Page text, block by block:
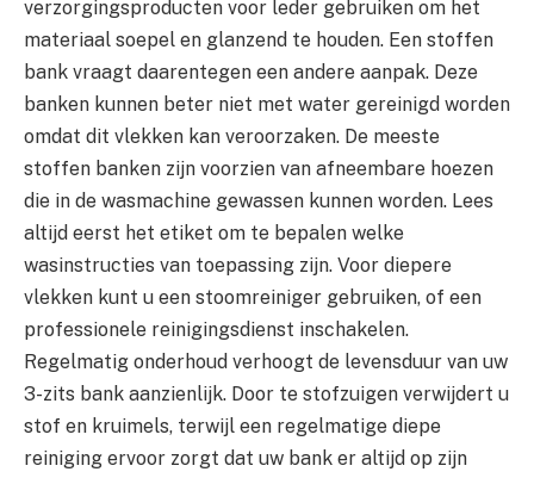
verzorgingsproducten voor leder gebruiken om het
materiaal soepel en glanzend te houden. Een stoffen
bank vraagt daarentegen een andere aanpak. Deze
banken kunnen beter niet met water gereinigd worden
omdat dit vlekken kan veroorzaken. De meeste
stoffen banken zijn voorzien van afneembare hoezen
die in de wasmachine gewassen kunnen worden. Lees
altijd eerst het etiket om te bepalen welke
wasinstructies van toepassing zijn. Voor diepere
vlekken kunt u een stoomreiniger gebruiken, of een
professionele reinigingsdienst inschakelen.
Regelmatig onderhoud verhoogt de levensduur van uw
3-zits bank aanzienlijk. Door te stofzuigen verwijdert u
stof en kruimels, terwijl een regelmatige diepe
reiniging ervoor zorgt dat uw bank er altijd op zijn